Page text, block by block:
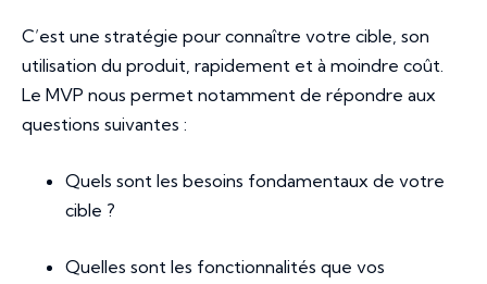
C’est une stratégie pour connaître votre cible, son
utilisation du produit, rapidement et à moindre coût.
Le MVP nous permet notamment de répondre aux
questions suivantes :
Quels sont les besoins fondamentaux de votre
cible ?
Quelles sont les fonctionnalités que vos